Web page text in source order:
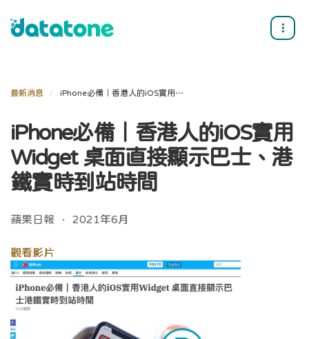
最新消息 iPhone必備｜香港人的iOS實用Widget 桌面直接顯示巴士、港鐵實時到站時間
iPhone必備｜香港人的iOS實用
Widget 桌面直接顯示巴士、港
鐵實時到站時間
蘋果日報 ． 2021年6月
觀看影片